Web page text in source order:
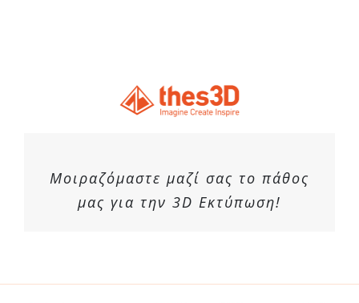
Μοιραζόμαστε μαζί σας το πάθος
μας για την 3D Εκτύπωση!